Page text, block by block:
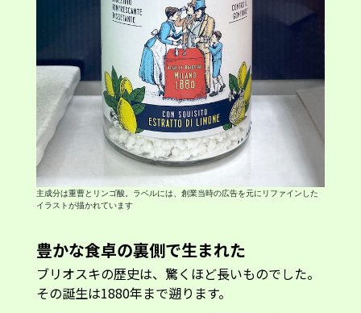
主成分は重曹とリンゴ酸。ラベルには、創業当時の広告を元にリファインした
イラストが描かれています
豊かな食卓の裏側で生まれた
ブリオスキの歴史は、驚くほど長いものでした。
その誕生は1880年まで遡ります。